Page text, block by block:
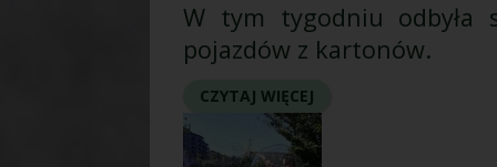
W tym tygodniu odbyła
pojazdów z kartonów.
CZYTAJ WIĘCEJ